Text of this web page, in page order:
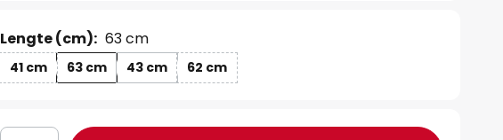
Lengte (cm): 63 cm
41 cm 63 cm 43 cm 62 cm